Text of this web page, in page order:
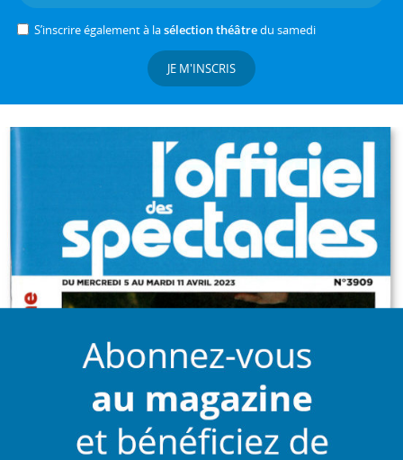
S’inscrire également à lasélection théâtredu samedi
JE M'INSCRIS